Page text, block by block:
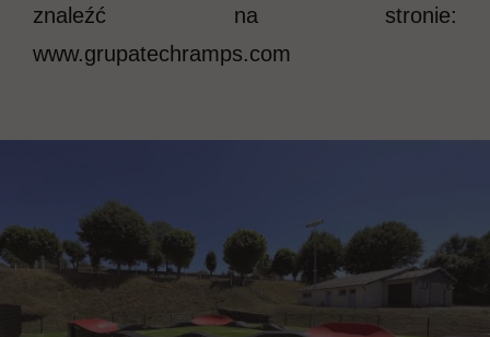
znaleźć na stronie:
www.grupatechramps.com